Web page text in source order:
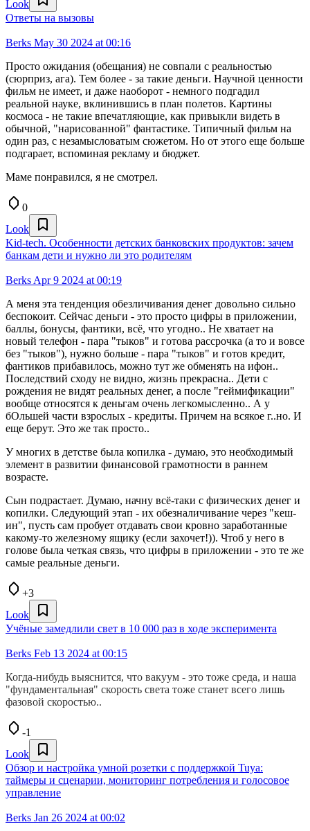
Look
Ответы на вызовы
Berks May 30 2024 at 00:16
Просто ожидания (обещания) не совпали с реальностью
(сюрприз, ага). Тем более - за такие деньги. Научной ценности
фильм не имеет, и даже наоборот - немного подгадил
реальной науке, вклинившись в план полетов. Картины
космоса - не такие впечатляющие, как привыкли видеть в
обычной, "нарисованной" фантастике. Типичный фильм на
один раз, с незамысловатым сюжетом. Но от этого еще больше
подгарает, вспоминая рекламу и бюджет.
Маме понравился, я не смотрел.
0
Look
Kid-tech. Особенности детских банковских продуктов: зачем
банкам дети и нужно ли это родителям
Berks Apr 9 2024 at 00:19
А меня эта тенденция обезличивания денег довольно сильно
беспокоит. Сейчас деньги - это просто цифры в приложении,
баллы, бонусы, фантики, всё, что угодно.. Не хватает на
новый телефон - пара "тыков" и готова рассрочка (а то и вовсе
без "тыков"), нужно больше - пара "тыков" и готов кредит,
фантиков прибавилось, можно тут же обменять на ифон..
Последствий сходу не видно, жизнь прекрасна.. Дети с
рождения не видят реальных денег, а после "геймификации"
вообще относятся к деньгам очень легкомысленно.. А у
бОльшей части взрослых - кредиты. Причем на всякое г..но. И
еще берут. Это же так просто..
У многих в детстве была копилка - думаю, это необходимый
элемент в развитии финансовой грамотности в раннем
возрасте.
Сын подрастает. Думаю, начну всё-таки с физических денег и
копилки. Следующий этап - их обезналичивание через "кеш-
ин", пусть сам пробует отдавать свои кровно заработанные
какому-то железному ящику (если захочет!)). Чтоб у него в
голове была четкая связь, что цифры в приложении - это те же
самые реальные деньги.
+3
Look
Учёные замедлили свет в 10 000 раз в ходе эксперимента
Berks Feb 13 2024 at 00:15
Когда-нибудь выяснится, что вакуум - это тоже среда, и наша
"фундаментальная" скорость света тоже станет всего лишь
фазовой скоростью..
-1
Look
Обзор и настройка умной розетки с поддержкой Tuya:
таймеры и сценарии, мониторинг потребления и голосовое
управление
Berks Jan 26 2024 at 00:02